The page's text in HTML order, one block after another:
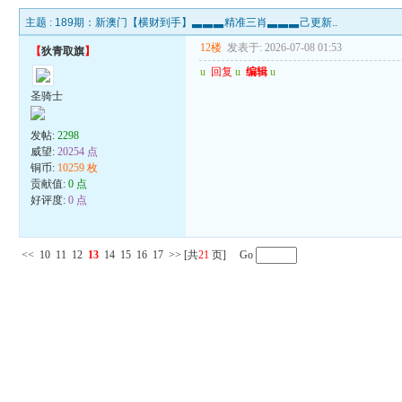
主题 : 189期：新澳门【横财到手】▃▃▃精准三肖▃▃▃己更新..
【狄青取旗】
圣骑士
发帖:2298
威望:20254 点
铜币: 10259 枚
贡献值:0 点
好评度:0 点
12楼 发表于: 2026-07-08 01:53
u 回复 u 编辑 u
<< 10 11 12 13 14 15 16 17 >> [共21 页] Go